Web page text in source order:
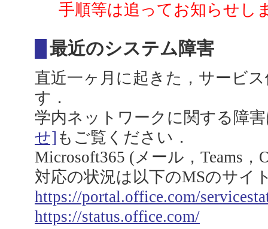
手順等は追ってお知らせし
最近のシステム障害
直近一ヶ月に起きた，サービ
す．
学内ネットワークに関する障
せ] もご覧ください．
Microsoft365 (メール，Teams
対応の状況は以下のMSのサイ
https://portal.office.com/
https://status.office.com/